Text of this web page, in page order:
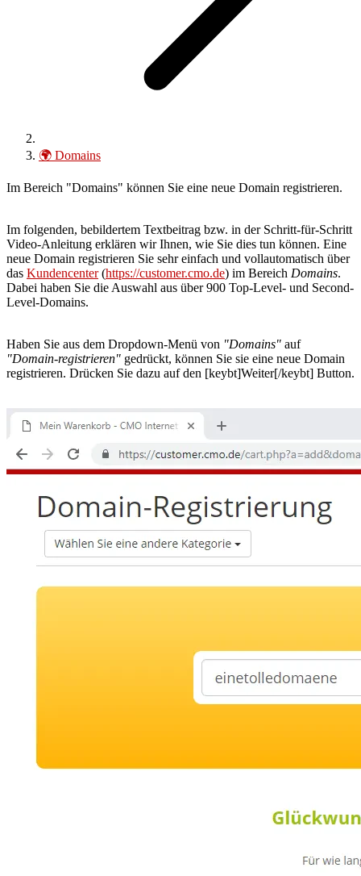
🌍 Domains
Im Bereich "Domains" können Sie eine neue Domain registrieren.
Im folgenden, bebildertem Textbeitrag bzw. in der Schritt-für-Schritt
Video-Anleitung erklären wir Ihnen, wie Sie dies tun können. Eine
neue Domain registrieren Sie sehr einfach und vollautomatisch über
das Kundencenter(https://customer.cmo.de) im Bereich Domains.
Dabei haben Sie die Auswahl aus über 900 Top-Level- und Second-
Level-Domains.
Haben Sie aus dem Dropdown-Menü von "Domains" auf
"Domain-registrieren" gedrückt, können Sie sie eine neue Domain
registrieren. Drücken Sie dazu auf den [keybt]Weiter[/keybt] Button.